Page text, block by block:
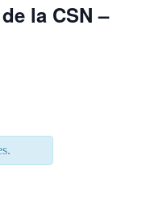
la CSN –